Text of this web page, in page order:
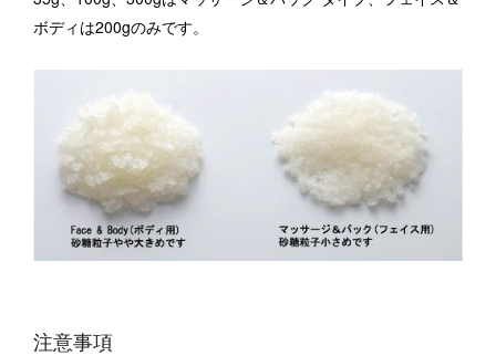
ボディは200gのみです。
注意事項